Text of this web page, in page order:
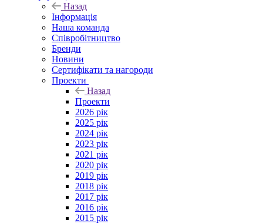
Назад
Інформація
Наша команда
Співробітництво
Бренди
Новини
Сертифікати та нагороди
Проекти
Назад
Проекти
2026 рік
2025 рік
2024 рік
2023 рік
2021 рік
2020 рік
2019 рік
2018 рік
2017 рік
2016 рік
2015 рік